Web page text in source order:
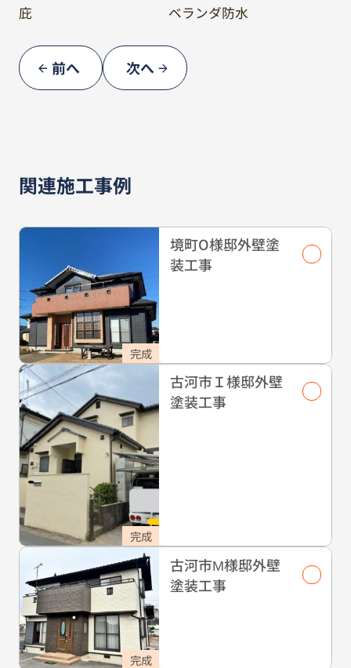
庇 ベランダ防水
前へ 次へ
関連施工事例
完成
境町O様邸外壁塗
装工事
完成
古河市Ｉ様邸外壁
塗装工事
完成
古河市М様邸外壁
塗装工事